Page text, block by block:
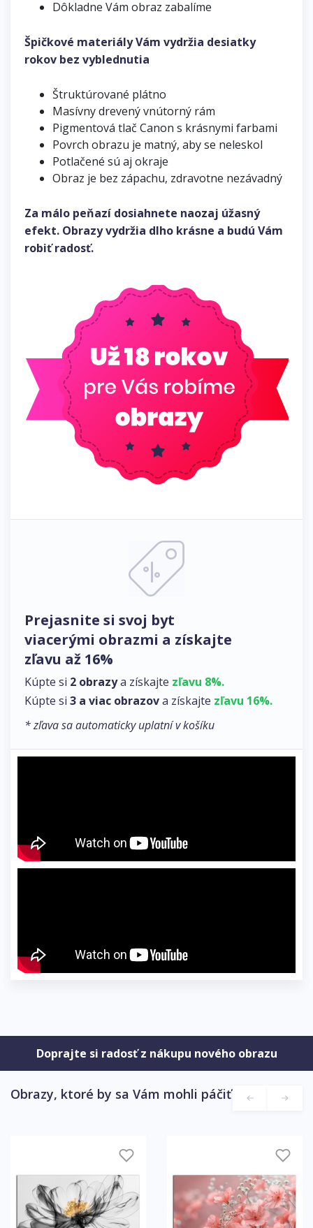
Dôkladne Vám obraz zabalíme
Špičkové materiály Vám vydržia desiatky
rokov bez vyblednutia
Štruktúrované plátno
Masívny drevený vnútorný rám
Pigmentová tlač Canon s krásnymi farbami
Povrch obrazu je matný, aby se neleskol
Potlačené sú aj okraje
Obraz je bez zápachu, zdravotne nezávadný
Za málo peňazí dosiahnete naozaj úžasný
efekt. Obrazy vydržia dlho krásne a budú Vám
robiť radosť.
Prejasnite si svoj byt
viacerými obrazmi a získajte
zľavu až 16%
Kúpte si 2 obrazya získajte zľavu 8%.
Kúpte si 3 a viac obrazova získajte zľavu 16%.
* zľava sa automaticky uplatní v košíku
Doprajte si radosť z nákupu nového obrazu
Obrazy, ktoré by sa Vám mohli páčiť